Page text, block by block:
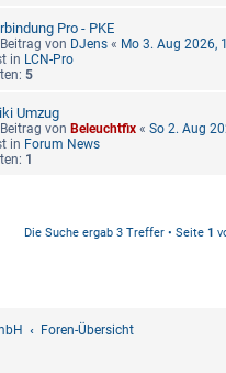
Pro - PKE
von DJens « Mo 3. Aug 2026,
in LCN-Pro
5
Umzug
von Beleuchtfix « So 2. Aug
in Forum News
1
Die Suche ergab 3 Treffer • Seite 1
Foren-Übersicht